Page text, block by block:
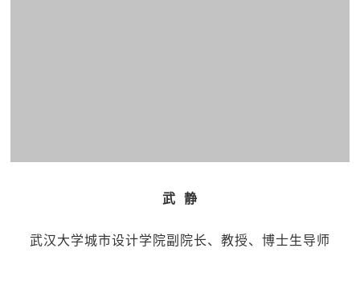
武 静
武汉大学城市设计学院副院长、教授、博士生导师